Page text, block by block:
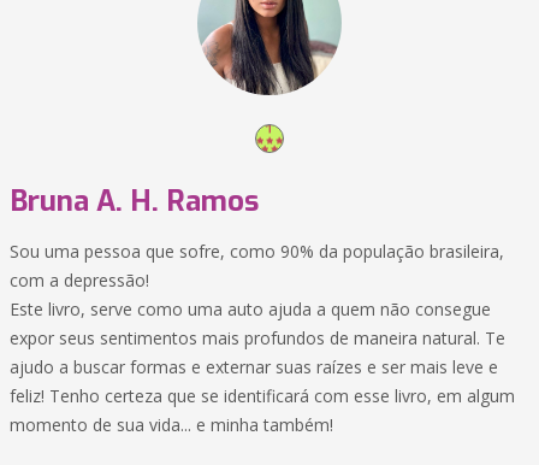
Bruna A. H. Ramos
Sou uma pessoa que sofre, como 90% da população brasileira,
com a depressão!
Este livro, serve como uma auto ajuda a quem não consegue
expor seus sentimentos mais profundos de maneira natural. Te
ajudo a buscar formas e externar suas raízes e ser mais leve e
feliz! Tenho certeza que se identificará com esse livro, em algum
momento de sua vida... e minha também!